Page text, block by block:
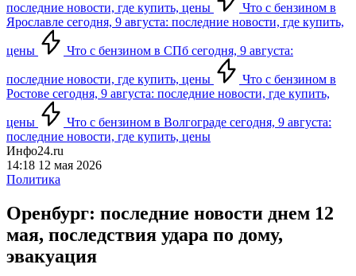
последние новости, где купить, цены
Что с бензином в
Ярославле сегодня, 9 августа: последние новости, где купить,
цены Что с бензином в СПб сегодня, 9 августа:
последние новости, где купить, цены
Что с бензином в
Ростове сегодня, 9 августа: последние новости, где купить,
цены
Что с бензином в Волгограде сегодня, 9 августа:
последние новости, где купить, цены
Инфо24.ru
14:18 12 мая 2026
Политика
Оренбург: последние новости днем 12
мая, последствия удара по дому,
эвакуация